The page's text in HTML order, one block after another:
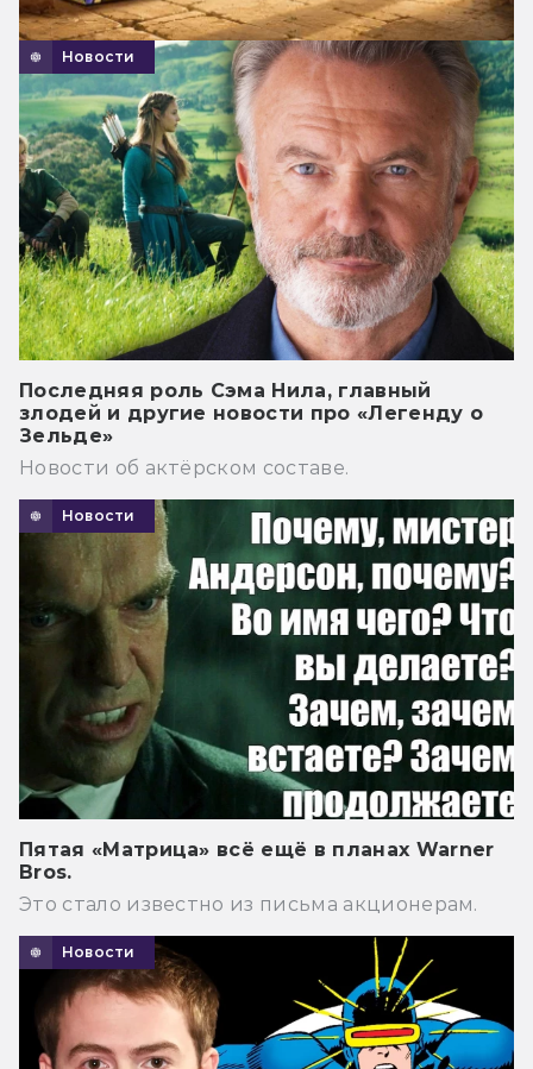
Новости
Последняя роль Сэма Нила, главный
злодей и другие новости про «Легенду о
Зельде»
Новости об актёрском составе.
Новости
Пятая «Матрица» всё ещё в планах Warner
Bros.
Это стало известно из письма акционерам.
Новости